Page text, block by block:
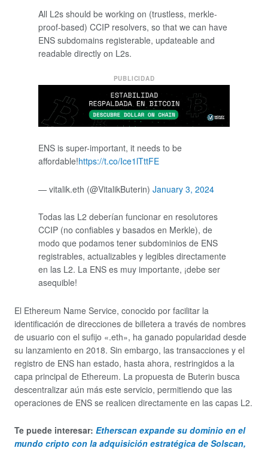
All L2s should be working on (trustless, merkle-
proof-based) CCIP resolvers, so that we can have
ENS subdomains registerable, updateable and
readable directly on L2s.
PUBLICIDAD
ENS is super-important, it needs to be
affordable!https://t.co/Ice1lTttFE
— vitalik.eth (@VitalikButerin) January 3, 2024
Todas las L2 deberían funcionar en resolutores
CCIP (no confiables y basados ​​en Merkle), de
modo que podamos tener subdominios de ENS
registrables, actualizables y legibles directamente
en las L2. La ENS es muy importante, ¡debe ser
asequible!
El Ethereum Name Service, conocido por facilitar la
identificación de direcciones de billetera a través de nombres
de usuario con el sufijo «.eth», ha ganado popularidad desde
su lanzamiento en 2018. Sin embargo, las transacciones y el
registro de ENS han estado, hasta ahora, restringidos a la
capa principal de Ethereum. La propuesta de Buterin busca
descentralizar aún más este servicio, permitiendo que las
operaciones de ENS se realicen directamente en las capas L2.
Te puede interesar: Etherscan expande su dominio en el
mundo cripto con la adquisición estratégica de Solscan,